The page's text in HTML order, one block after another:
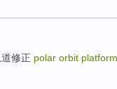
修正 polar orbit platform